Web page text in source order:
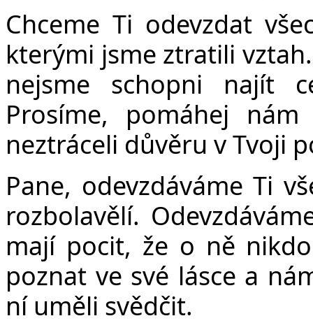
Chceme Ti odevzdat
kterými jsme ztratili
nejsme schopni najít
Prosíme, pomáhej
neztráceli důvěru v Tvoji
Pane, odevzdáváme Ti
rozbolavělí.
mají pocit, že o ně
poznat ve své lásce a
ní uměli svědčit.